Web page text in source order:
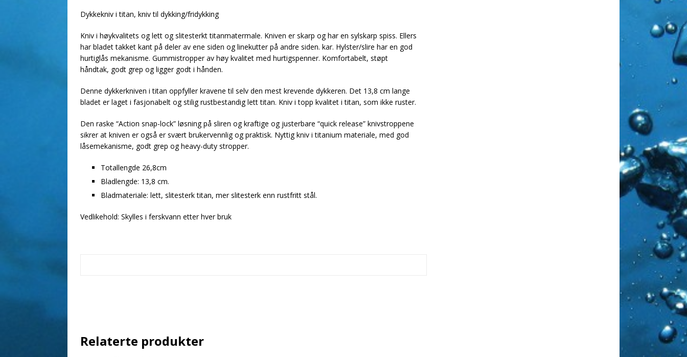
Dykkekniv i titan, kniv til dykking/fridykking
Kniv i høykvalitets og lett og slitesterkt titanmatermale. Kniven er skarp og har en sylskarp spiss. Ellers
har bladet takket kant på deler av ene siden og linekutter på andre siden. kar. Hylster/slire har en god
hurtiglås mekanisme. Gummistropper av høy kvalitet med hurtigspenner. Komfortabelt, støpt
håndtak, godt grep og ligger godt i hånden.
Denne dykkerkniven i titan oppfyller kravene til selv den mest krevende dykkeren. Det 13,8 cm lange
bladet er laget i fasjonabelt og stilig rustbestandig lett titan. Kniv i topp kvalitet i titan, som ikke ruster.
Den raske “Action snap-lock” løsning på sliren og kraftige og justerbare “quick release” knivstroppene
sikrer at kniven er også er svært brukervennlig og praktisk. Nyttig kniv i titanium materiale, med god
låsemekanisme, godt grep og heavy-duty stropper.
Totallengde 26,8cm
Bladlengde: 13,8 cm.
Bladmateriale: lett, slitesterk titan, mer slitesterk enn rustfritt stål.
Vedlikehold: Skylles i ferskvann etter hver bruk
Relaterte produkter